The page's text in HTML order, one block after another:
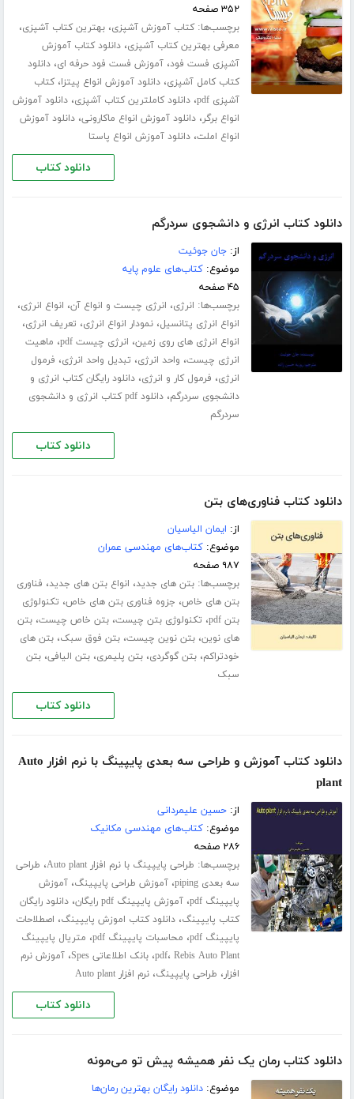
۳۵۲ صفحه
برچسب‌ها:کتاب آموزش آشپزی،بهترین کتاب آشپزی،
معرفی بهترین کتاب آشپزی،دانلود کتاب آموزش
آشپزی فست فود،آموزش فست فود حرفه ای،دانلود
کتاب کامل آشپزی،دانلود آموزش انواع پیتزا،کتاب
آشپزی pdf
،دانلود کاملترین کتاب آشپزی،دانلود آموزش
انواع برگر،دانلود آموزش انواع ماکارونی،دانلود آموزش
انواع املت،دانلود آموزش انواع پاستا
دانلود کتاب
دانلود کتاب انرژی و دانشجوی سردرگم
از:جان جوئیت
موضوع:کتاب‌های علوم پایه
۴۵ صفحه
برچسب‌ها: انرژی، انرژی چیست و انواع آن، انواع انرژی،
انواع انرژی پتانسیل،نمودار انواع انرژی، تعریف انرژی،
انواع انرژی های روی زمین، انرژی چیست pdf ، ماهیت
انرژی چیست، واحد انرژی، تبدیل واحد انرژی، فرمول
انرژی، فرمول کار و انرژی،دانلود رایگان کتاب انرژی و
دانشجوی سردرگم،
دانلود pdf کتاب انرژی و دانشجوی
سردرگم
دانلود کتاب
دانلود کتاب فناوری‌های بتن
از: ایمان الیاسیان
موضوع:کتاب‌های مهندسی عمران
۹۸۷ صفحه
برچسب‌ها:بتن های جدید، انواع بتن های جدید، فناوری
بتن های خاص، جزوه فناوری بتن های خاص، تکنولوژی
بتن pdf
، تکنولوژی بتن چیست،بتن خاص چیست،بتن
های نوین،بتن نوین چیست،بتن فوق سبک،بتن های
خودتراکم،بتن گوگردی،بتن پلیمری،بتن الیافی،بتن
سبک
دانلود کتاب
دانلود کتاب آموزش و طراحی سه بعدی پایپینگ با نرم افزار Auto
plant
از:حسین علیمردانی
موضوع:کتاب‌های مهندسی مکانیک
۲۸۶ صفحه
برچسب‌ها: طراحی پایپینگ با نرم افزار Auto plant ، طراحی
سه بعدی piping
،آموزش طراحی پایپینگ،آموزش
پایپینگ pdf
،آموزش پایپینگ pdf رایگان ،دانلود رایگان
کتاب پایپینگ،دانلود کتاب اموزش پایپینگ، اصطلاحات
پایپینگ pdf
، محاسبات پایپینگ pdf ، متریال پایپینگ
pdf، Rebis Auto Plant ،بانک اطلاعاتی Spes ،آموزش نرم
افزار، طراحی پایپینگ،نرم افزار Auto plant
دانلود کتاب
دانلود کتاب رمان یک نفر همیشه پیش تو می‌مونه
موضوع:دانلود رایگان بهترین رمان‌ها